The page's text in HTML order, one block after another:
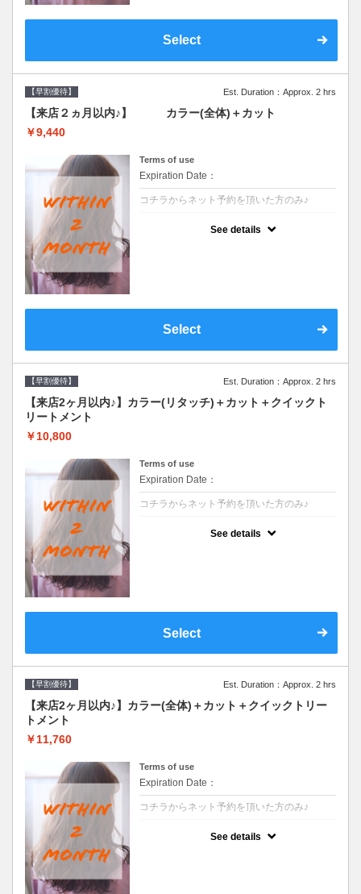
Select
【早割優待】 Est. Duration：Approx. 2 hrs
【来店２ヵ月以内♪】 カラー(全体)＋カット
￥9,440
Terms of use
Expiration Date：
コチラからネット予約を頂いた方のみ♪
See details
Select
【早割優待】 Est. Duration：Approx. 2 hrs
【来店2ヶ月以内♪】カラー(リタッチ)＋カット＋クイックト
リートメント
￥10,800
Terms of use
Expiration Date：
コチラからネット予約を頂いた方のみ♪
See details
Select
【早割優待】 Est. Duration：Approx. 2 hrs
【来店2ヶ月以内♪】カラー(全体)＋カット＋クイックトリー
トメント
￥11,760
Terms of use
Expiration Date：
コチラからネット予約を頂いた方のみ♪
See details